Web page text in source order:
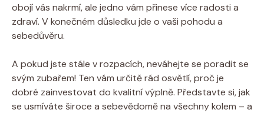
obojí vás nakrmí, ale jedno vám přinese více radosti a
zdraví. V konečném důsledku jde o vaši pohodu a
sebedůvěru.
A pokud jste stále v rozpacích, neváhejte se poradit se
svým zubařem! Ten vám určitě rád osvětlí, proč je
dobré zainvestovat do kvalitní výplně. Představte si, jak
se usmíváte široce a sebevědomě na všechny kolem – a